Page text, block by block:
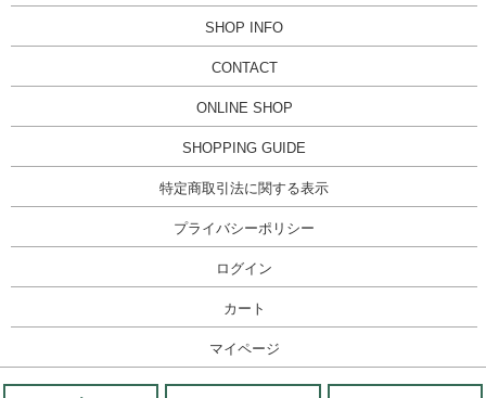
SHOP INFO
CONTACT
ONLINE SHOP
SHOPPING GUIDE
特定商取引法に関する表示
プライバシーポリシー
ログイン
カート
マイページ